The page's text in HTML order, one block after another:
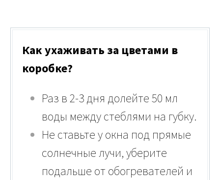
Как ухаживать за цветами в
коробке?
Раз в 2-3 дня долейте 50 мл
воды между стеблями на губку.
Не ставьте у окна под прямые
солнечные лучи, уберите
подальше от обогревателей и